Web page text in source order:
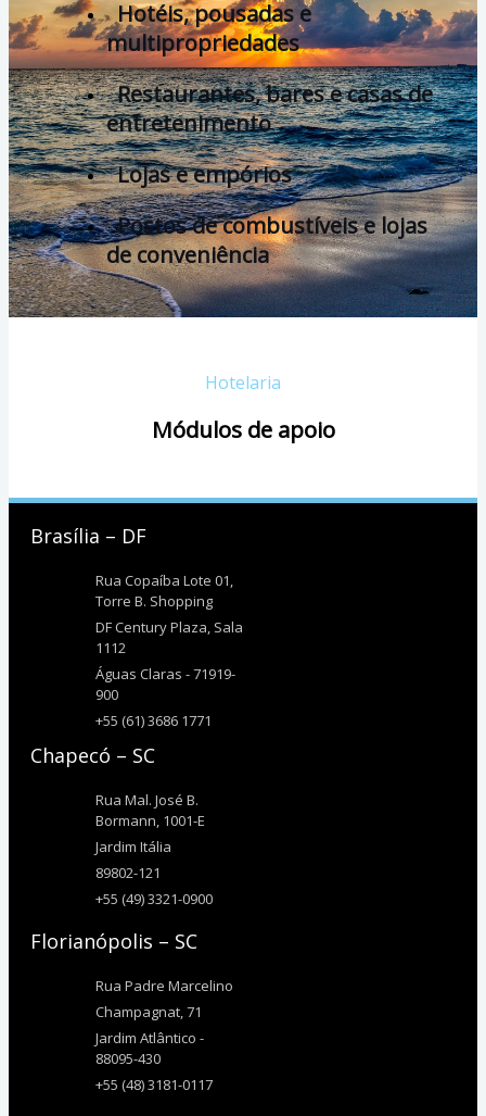
Hotéis, pousadas e
multipropriedades
Restaurantes, bares e casas de
entretenimento
Lojas e empórios
Postos de combustíveis e lojas
de conveniência
Hotelaria
Módulos de apoio
Brasília – DF
Rua Copaíba Lote 01,
Torre B. Shopping
DF Century Plaza, Sala
1112
Águas Claras - 71919-
900
+55 (61) 3686 1771
Chapecó – SC
Rua Mal. José B.
Bormann, 1001-E
Jardim Itália
89802-121
+55 (49) 3321-0900
Florianópolis – SC
Rua Padre Marcelino
Champagnat, 71
Jardim Atlântico -
88095-430
+55 (48) 3181-0117